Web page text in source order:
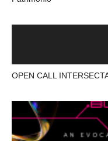
OPEN CALL